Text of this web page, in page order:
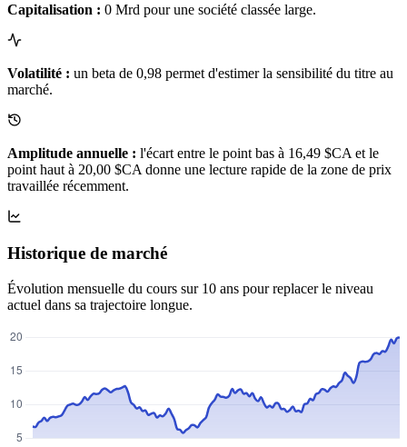
Capitalisation : 0 Mrd pour une société classée large.
Volatilité : un beta de 0,98 permet d'estimer la sensibilité du titre au
marché.
Amplitude annuelle : l'écart entre le point bas à 16,49 $CA et le
point haut à 20,00 $CA donne une lecture rapide de la zone de prix
travaillée récemment.
Historique de marché
Évolution mensuelle du cours sur 10 ans pour replacer le niveau
actuel dans sa trajectoire longue.